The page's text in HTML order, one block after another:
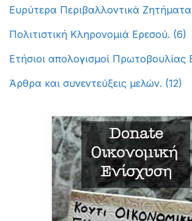
Ευρύτερα Περιβαλλοντικά
Πολιτιστική Κληρονομιά Ερεσού. (6)
Ετήσιοι απολογισμοί Πρωτοβουλίας
Άρθρα και συνεντεύξεις μελών. (12)